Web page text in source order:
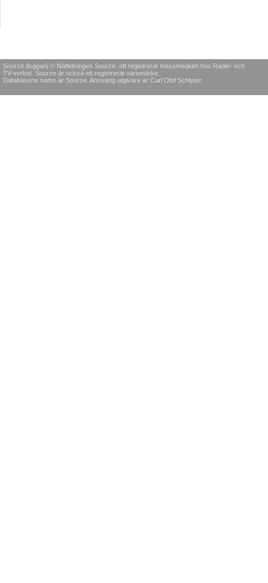
Sourze [loggan] © Nättidningen Sourze, ett registrerat massmedium hos Radio- och
TV-verket. Sourze är också ett registrerat varumärke.
Databasens namn är Sourze. Ansvarig utgivare är Carl Olof Schlyter.